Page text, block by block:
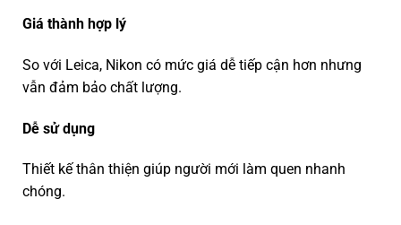
Giá thành hợp lý
So với Leica, Nikon có mức giá dễ tiếp cận hơn nhưng
vẫn đảm bảo chất lượng.
Dễ sử dụng
Thiết kế thân thiện giúp người mới làm quen nhanh
chóng.